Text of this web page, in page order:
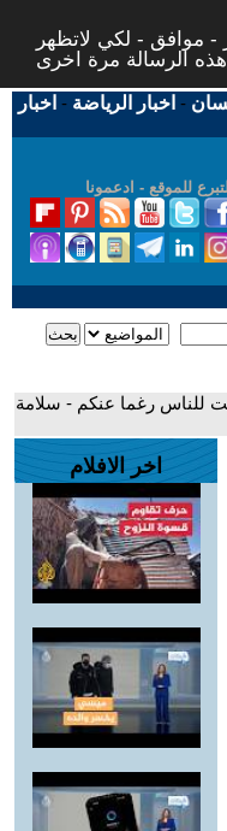
- موافق - لكي لاتظهر
- اخبار الرياضة - اخبار
للموقع - ادعمونا
للناس رغما عنكم - سلامة
اخر الافلام